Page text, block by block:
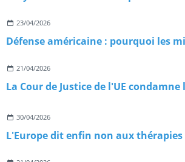
23/04/2026
21/04/2026
30/04/2026